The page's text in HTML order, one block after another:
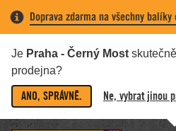
Doprava zdarma na všechny balíky
Je Praha - Černý Most
prodejna?
ANO, SPRÁVNĚ. Ne, vybrat jinou